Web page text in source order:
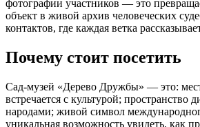
фотографии участников — это
объект в живой архив человеческих
контактов, где каждая ветка
Почему стоит посетить
Сад‑музей «Дерево Дружбы» — это:
встречается с культурой; пространство
народами; живой символ
уникальная возможность увидеть, как